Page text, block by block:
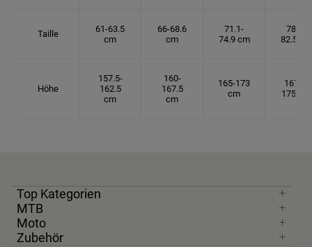
Taille
61-63.5
cm
66-68.6
cm
71.1-
74.9 cm
78.7-
82.5 cm
Höhe
157.5-
162.5
cm
160-
167.5
cm
165-173
cm
167.5-
175 cm
Top Kategorien
MTB
Moto
Zubehör